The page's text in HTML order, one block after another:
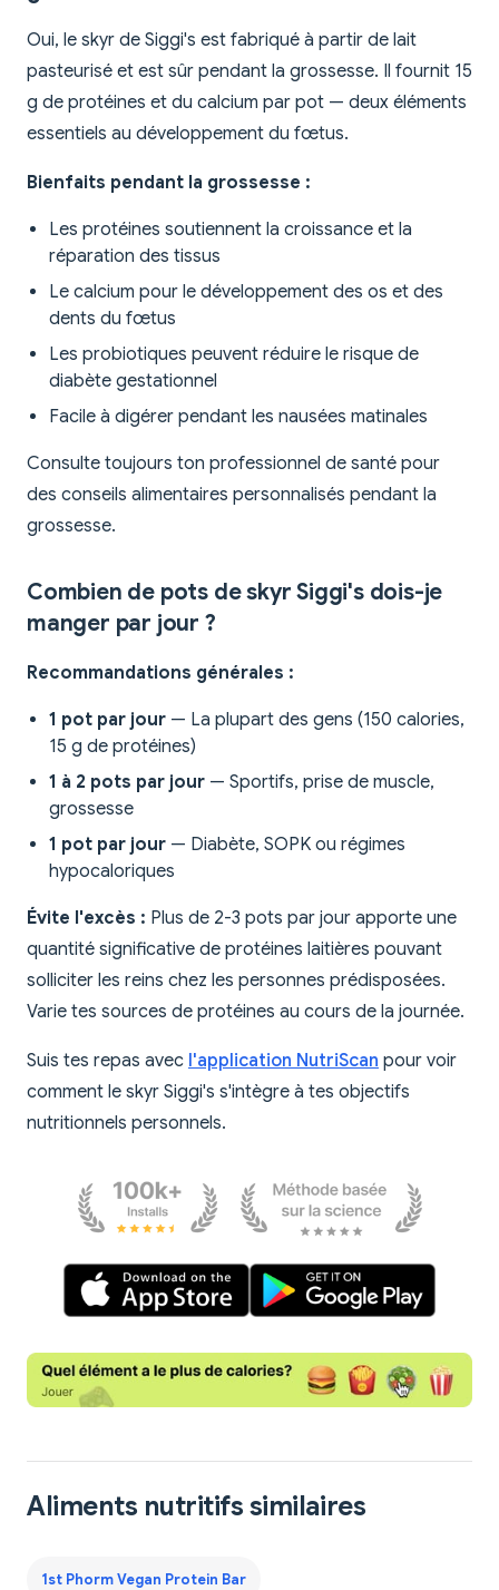
Oui, le skyr de Siggi's est fabriqué à partir de lait
pasteurisé et est sûr pendant la grossesse. Il fournit 15
g de protéines et du calcium par pot — deux éléments
essentiels au développement du fœtus.
Bienfaits pendant la grossesse :
Les protéines soutiennent la croissance et la
réparation des tissus
Le calcium pour le développement des os et des
dents du fœtus
Les probiotiques peuvent réduire le risque de
diabète gestationnel
Facile à digérer pendant les nausées matinales
Consulte toujours ton professionnel de santé pour
des conseils alimentaires personnalisés pendant la
grossesse.
Combien de pots de skyr Siggi's dois-je
manger par jour ?
Recommandations générales :
1 pot par jour — La plupart des gens (150 calories,
15 g de protéines)
1 à 2 pots par jour — Sportifs, prise de muscle,
grossesse
1 pot par jour — Diabète, SOPK ou régimes
hypocaloriques
Évite l'excès : Plus de 2-3 pots par jour apporte une
quantité significative de protéines laitières pouvant
solliciter les reins chez les personnes prédisposées.
Varie tes sources de protéines au cours de la journée.
Suis tes repas avec l'application NutriScan pour voir
comment le skyr Siggi's s'intègre à tes objectifs
nutritionnels personnels.
Aliments nutritifs similaires
1st Phorm Vegan Protein Bar